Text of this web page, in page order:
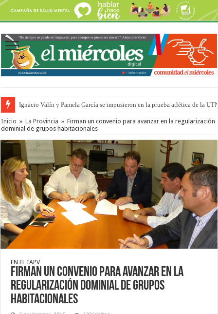
Ignacio Valín y Pamela García se impusieron en la prueba atlética de la
Inicio » La Provincia » Firman un convenio para avanzar en la regularización
dominial de grupos habitacionales
EN EL IAPV
Firman un convenio para avanzar en la
regularización dominial de grupos
habitacionales